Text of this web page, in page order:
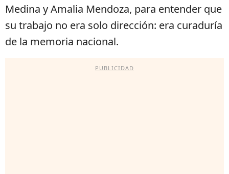
Medina y Amalia Mendoza, para entender que
su trabajo no era solo dirección: era curaduría
de la memoria nacional.
PUBLICIDAD